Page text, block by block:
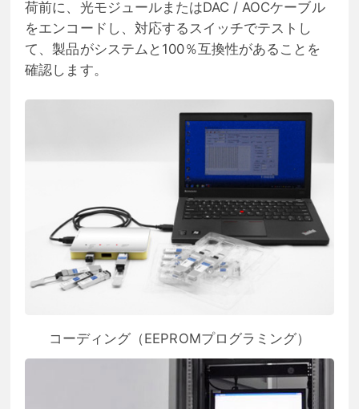
荷前に、光モジュールまたはDAC / AOCケーブル
をエンコードし、対応するスイッチでテストし
て、製品がシステムと100％互換性があることを
確認します。
コーディング（EEPROMプログラミング）